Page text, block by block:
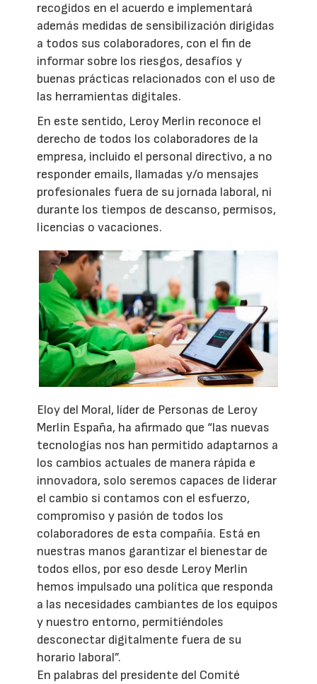
recogidos en el acuerdo e implementará
además medidas de sensibilización dirigidas
a todos sus colaboradores, con el fin de
informar sobre los riesgos, desafíos y
buenas prácticas relacionados con el uso de
las herramientas digitales.
En este sentido, Leroy Merlin reconoce el
derecho de todos los colaboradores de la
empresa, incluido el personal directivo, a no
responder emails, llamadas y/o mensajes
profesionales fuera de su jornada laboral, ni
durante los tiempos de descanso, permisos,
licencias o vacaciones.
Eloy del Moral, líder de Personas de Leroy
Merlin España, ha afirmado que “las nuevas
tecnologías nos han permitido adaptarnos a
los cambios actuales de manera rápida e
innovadora, solo seremos capaces de liderar
el cambio si contamos con el esfuerzo,
compromiso y pasión de todos los
colaboradores de esta compañía. Está en
nuestras manos garantizar el bienestar de
todos ellos, por eso desde Leroy Merlin
hemos impulsado una política que responda
a las necesidades cambiantes de los equipos
y nuestro entorno, permitiéndoles
desconectar digitalmente fuera de su
horario laboral”.
En palabras del presidente del Comité